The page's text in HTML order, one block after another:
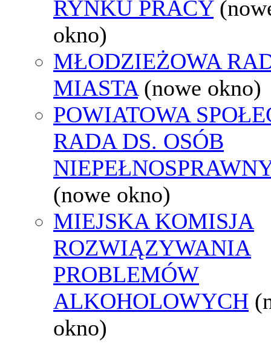
RYNKU PRACY
okno)
MŁODZIEŻOWA
MIASTA (nowe okno)
POWIATOWA
RADA DS. OSÓB
(nowe okno)
MIEJSKA KOMISJA
ROZWIĄZYWANIA
PROBLEMÓW
ALKOHOLOWYCH
okno)